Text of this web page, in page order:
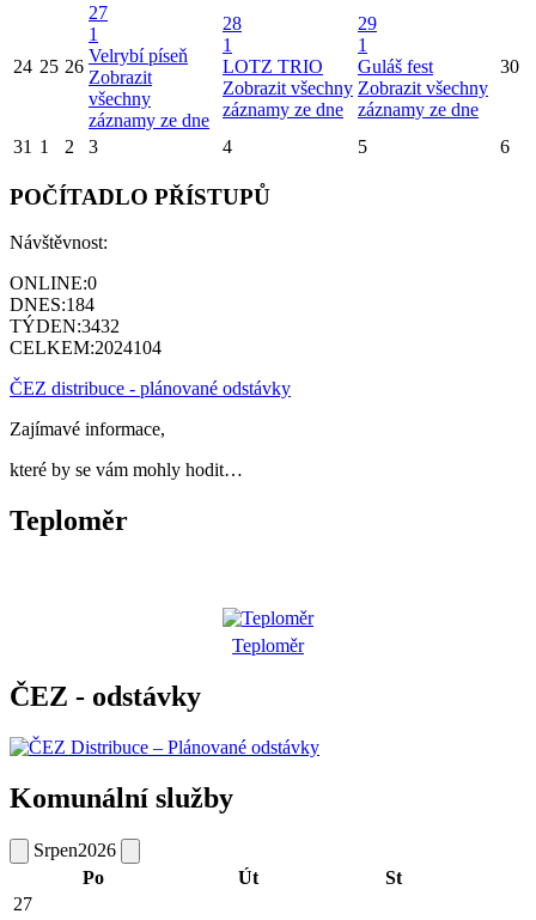
24 25 26
27
1
Velrybí píseň
Zobrazit
všechny
záznamy ze dne
28
1
LOTZ TRIO
Zobrazit všechny
záznamy ze dne
29
1
Guláš fest
Zobrazit všechny
záznamy ze dne
30
31 1 2 3 4 5 6
POČÍTADLO PŘÍSTUPŮ
Návštěvnost:
ONLINE:0
DNES:184
TÝDEN:3432
CELKEM:2024104
ČEZ distribuce - plánované odstávky
Zajímavé informace,
které by se vám mohly hodit…
Teploměr
Teploměr
ČEZ - odstávky
Komunální služby
Srpen2026
Po
Út
St
27